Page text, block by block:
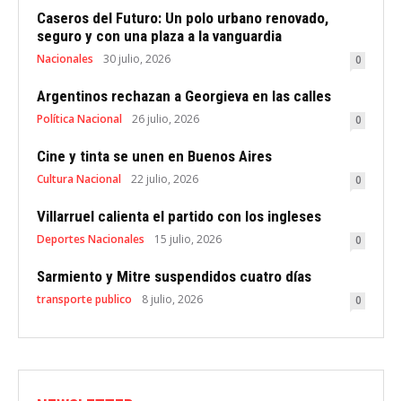
Caseros del Futuro: Un polo urbano renovado,
seguro y con una plaza a la vanguardia
Nacionales 30 julio, 2026 0
Argentinos rechazan a Georgieva en las calles
Política Nacional 26 julio, 2026 0
Cine y tinta se unen en Buenos Aires
Cultura Nacional 22 julio, 2026 0
Villarruel calienta el partido con los ingleses
Deportes Nacionales 15 julio, 2026 0
Sarmiento y Mitre suspendidos cuatro días
transporte publico 8 julio, 2026 0